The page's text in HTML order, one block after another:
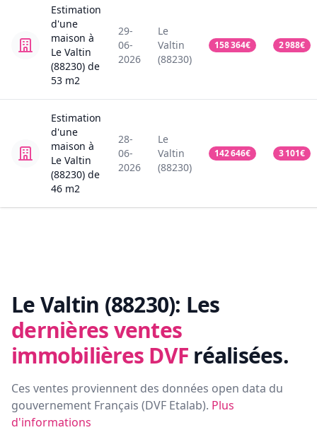
Estimation
d'une
maison à
Le Valtin
(88230) de
53 m2
29-
06-
2026
Le
Valtin
(88230)
158 364€ 2 988€
Estimation
d'une
maison à
Le Valtin
(88230) de
46 m2
28-
06-
2026
Le
Valtin
(88230)
142 646€ 3 101€
Le Valtin (88230): Les
dernières ventes
immobilières DVF réalisées.
Ces ventes proviennent des données open data du
gouvernement Français (DVF Etalab). Plus
d'informations